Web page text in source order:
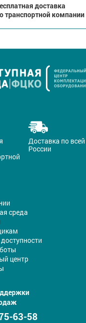
доставка
транспортной компании
Доставка по всей
России
среда
центр
63-58